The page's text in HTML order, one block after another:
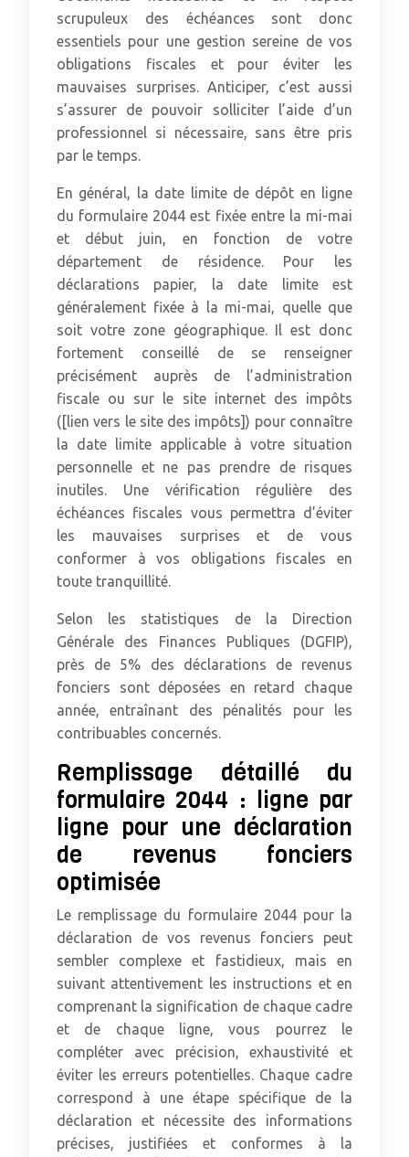
scrupuleux des échéances sont donc
essentiels pour une gestion sereine de vos
obligations fiscales et pour éviter les
mauvaises surprises. Anticiper, c’est aussi
s’assurer de pouvoir solliciter l’aide d’un
professionnel si nécessaire, sans être pris
par le temps.
En général, la date limite de dépôt en ligne
du formulaire 2044 est fixée entre la mi-mai
et début juin, en fonction de votre
département de résidence. Pour les
déclarations papier, la date limite est
généralement fixée à la mi-mai, quelle que
soit votre zone géographique. Il est donc
fortement conseillé de se renseigner
précisément auprès de l’administration
fiscale ou sur le site internet des impôts
([lien vers le site des impôts]) pour connaître
la date limite applicable à votre situation
personnelle et ne pas prendre de risques
inutiles. Une vérification régulière des
échéances fiscales vous permettra d’éviter
les mauvaises surprises et de vous
conformer à vos obligations fiscales en
toute tranquillité.
Selon les statistiques de la Direction
Générale des Finances Publiques (DGFIP),
près de 5% des déclarations de revenus
fonciers sont déposées en retard chaque
année, entraînant des pénalités pour les
contribuables concernés.
Remplissage détaillé du
formulaire 2044 : ligne par
ligne pour une déclaration
de revenus fonciers
optimisée
Le remplissage du formulaire 2044 pour la
déclaration de vos revenus fonciers peut
sembler complexe et fastidieux, mais en
suivant attentivement les instructions et en
comprenant la signification de chaque cadre
et de chaque ligne, vous pourrez le
compléter avec précision, exhaustivité et
éviter les erreurs potentielles. Chaque cadre
correspond à une étape spécifique de la
déclaration et nécessite des informations
précises, justifiées et conformes à la